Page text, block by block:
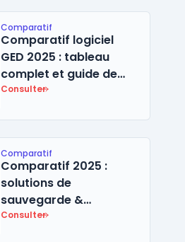
Comparatif
Comparatif logiciel
GED 2025 : tableau
complet et guide de
sélection
Consulter
Comparatif
Comparatif 2025 :
solutions de
sauvegarde &
protection des
Consulter